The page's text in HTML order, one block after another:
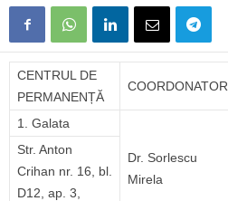
CENTRUL DE
PERMANENȚĂ
COORDONATOR
1. Galata
Dr. Sorlescu
Mirela
Str. Anton
Crihan nr. 16, bl.
D12, ap. 3,